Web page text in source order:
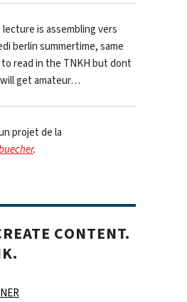
is assembling vers
berlin summertime, same
read in the TNKH but dont
get amateur…
projet de la
.
CONTENT.